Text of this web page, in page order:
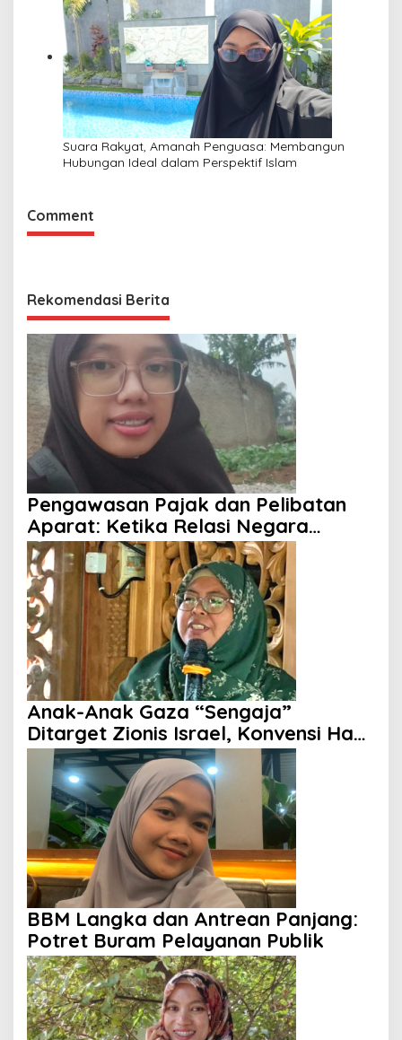
Suara Rakyat, Amanah Penguasa: Membangun
Hubungan Ideal dalam Perspektif Islam
Comment
Rekomendasi Berita
Pengawasan Pajak dan Pelibatan
Aparat: Ketika Relasi Negara
dengan Rakyat Dipertanyakan
Anak-Anak Gaza “Sengaja”
Ditarget Zionis Israel, Konvensi Hak
Anak Tak Berdaya
BBM Langka dan Antrean Panjang:
Potret Buram Pelayanan Publik